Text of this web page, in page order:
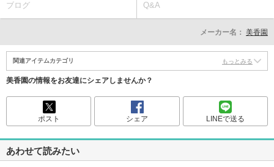
ブログ Q&A
メーカー名： 美香園
関連アイテムカテゴリ もっとみる
美香園の情報をお友達にシェアしませんか？
ポスト シェア LINEで送る
あわせて読みたい